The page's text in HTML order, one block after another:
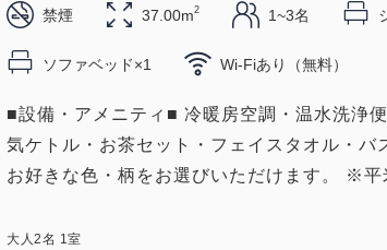
禁煙 37.00m2 1~3名
ソファベッド×1 Wi-Fiあり（無料）
■設備・アメニティ■ 冷暖房空調・温水洗浄
気ケトル・お茶セット・フェイスタオル・
お好きな色・柄をお選びいただけます。 ※
大人2名 1室